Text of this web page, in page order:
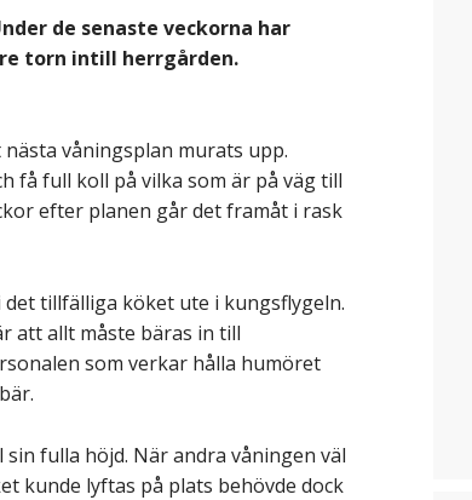
de senaste veckorna har
torn intill herrgården.
våningsplan murats upp.
få full koll på vilka som är på väg till
efter planen går det framåt i rask
tillfälliga köket ute i kungsflygeln.
att allt måste bäras in till
som verkar hålla humöret
fulla höjd. När andra våningen väl
kunde lyftas på plats behövde dock